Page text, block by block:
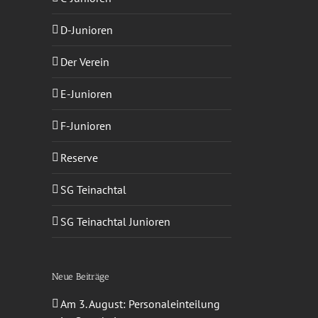
D-Junioren
Der Verein
E-Junioren
F-Junioren
Reserve
SG Teinachtal
SG Teinachtal Junioren
Neue Beiträge
Am 3. August: Personaleinteilung